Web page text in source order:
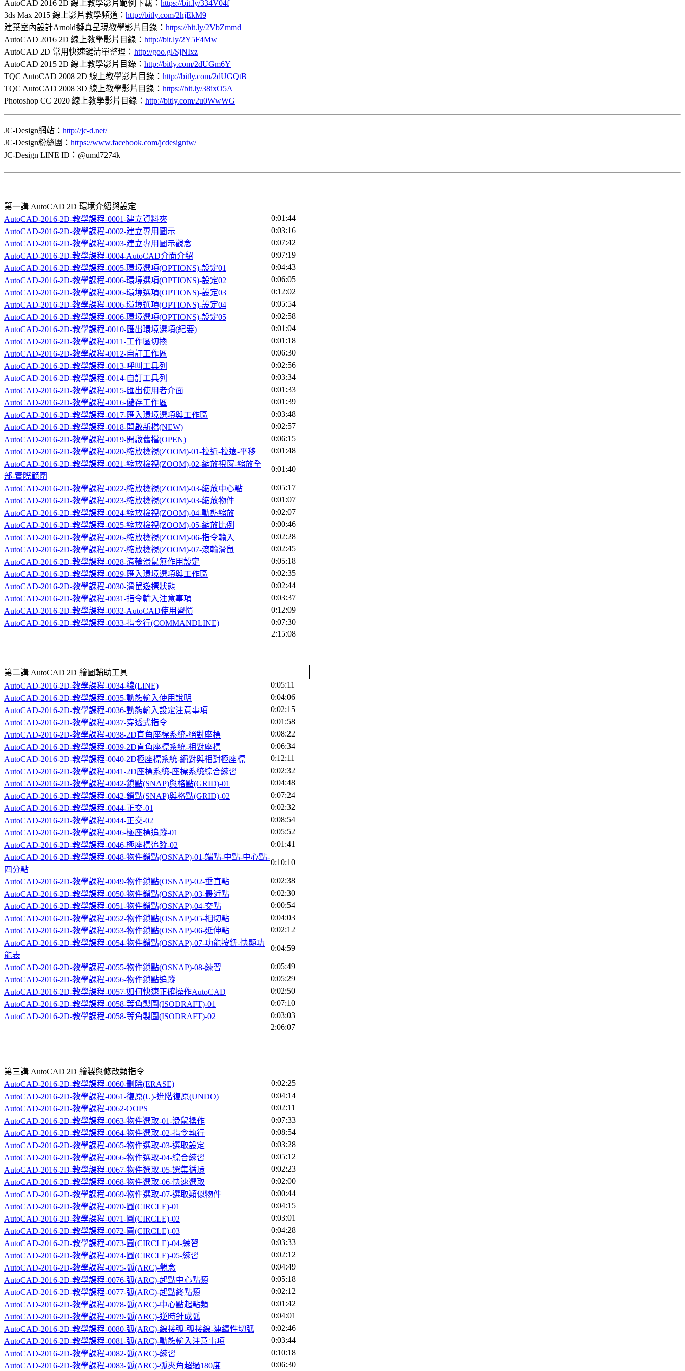
AutoCAD 2016 2D 線上教學影片範例下載： https://bit.ly/334V04f
3ds Max 2015 線上影片教學頻道： http://bitly.com/2hjEkM9
建築室內設計Arnold擬真呈現教學影片目錄： https://bit.ly/2VbZmmd
AutoCAD 2016 2D 線上教學影片目錄： http://bit.ly/2Y5F4Mw​
AutoCAD 2D 常用快速鍵清單整理： http://goo.gl/SjNIxz
AutoCAD 2015 2D 線上教學影片目錄： http://bitly.com/2dUGm6Y
TQC AutoCAD 2008 2D 線上教學影片目錄： http://bitly.com/2dUGQtB
TQC AutoCAD 2008 3D 線上教學影片目錄： https://bit.ly/38ixO5A
Photoshop CC 2020 線上教學影片目錄： http://bitly.com/2u0WwWG
JC-Design網站： http://jc-d.net/
JC-Design粉絲團： https://www.facebook.com/jcdesigntw/
JC-Design LINE ID：@umd7274k
第一講 AutoCAD 2D 環境介紹與設定
AutoCAD-2016-2D-教學課程-0001-建立資料夾
0:01:44
AutoCAD-2016-2D-教學課程-0002-建立專用圖示
0:03:16
AutoCAD-2016-2D-教學課程-0003-建立專用圖示觀念
0:07:42
AutoCAD-2016-2D-教學課程-0004-AutoCAD介面介紹
0:07:19
AutoCAD-2016-2D-教學課程-0005-環境選項(OPTIONS)-設定01
0:04:43
AutoCAD-2016-2D-教學課程-0006-環境選項(OPTIONS)-設定02
0:06:05
AutoCAD-2016-2D-教學課程-0006-環境選項(OPTIONS)-設定03
0:12:02
AutoCAD-2016-2D-教學課程-0006-環境選項(OPTIONS)-設定04
0:05:54
AutoCAD-2016-2D-教學課程-0006-環境選項(OPTIONS)-設定05
0:02:58
AutoCAD-2016-2D-教學課程-0010-匯出環境選項(紀要)
0:01:04
AutoCAD-2016-2D-教學課程-0011-工作區切換
0:01:18
AutoCAD-2016-2D-教學課程-0012-自訂工作區
0:06:30
AutoCAD-2016-2D-教學課程-0013-呼叫工具列
0:02:56
AutoCAD-2016-2D-教學課程-0014-自訂工具列
0:03:34
AutoCAD-2016-2D-教學課程-0015-匯出使用者介面
0:01:33
AutoCAD-2016-2D-教學課程-0016-儲存工作區
0:01:39
AutoCAD-2016-2D-教學課程-0017-匯入環境選項與工作區
0:03:48
AutoCAD-2016-2D-教學課程-0018-開啟新檔(NEW)
0:02:57
AutoCAD-2016-2D-教學課程-0019-開啟舊檔(OPEN)
0:06:15
AutoCAD-2016-2D-教學課程-0020-縮放檢視(ZOOM)-01-拉近-拉遠-平移
0:01:48
AutoCAD-2016-2D-教學課程-0021-縮放檢視(ZOOM)-02-縮放視窗-縮放全
部-實際範圍
0:01:40
AutoCAD-2016-2D-教學課程-0022-縮放檢視(ZOOM)-03-縮放中心點
0:05:17
AutoCAD-2016-2D-教學課程-0023-縮放檢視(ZOOM)-03-縮放物件
0:01:07
AutoCAD-2016-2D-教學課程-0024-縮放檢視(ZOOM)-04-動態縮放
0:02:07
AutoCAD-2016-2D-教學課程-0025-縮放檢視(ZOOM)-05-縮放比例
0:00:46
AutoCAD-2016-2D-教學課程-0026-縮放檢視(ZOOM)-06-指令輸入
0:02:28
AutoCAD-2016-2D-教學課程-0027-縮放檢視(ZOOM)-07-滾輪滑鼠
0:02:45
AutoCAD-2016-2D-教學課程-0028-滾輪滑鼠無作用設定
0:05:18
AutoCAD-2016-2D-教學課程-0029-匯入環境選項與工作區
0:02:35
AutoCAD-2016-2D-教學課程-0030-滑鼠遊標狀態
0:02:44
AutoCAD-2016-2D-教學課程-0031-指令輸入注意事項
0:03:37
AutoCAD-2016-2D-教學課程-0032-AutoCAD使用習慣
0:12:09
AutoCAD-2016-2D-教學課程-0033-指令行(COMMANDLINE)
0:07:30
2:15:08
第二講 AutoCAD 2D 繪圖輔助工具
AutoCAD-2016-2D-教學課程-0034-線(LINE)
0:05:11
AutoCAD-2016-2D-教學課程-0035-動態輸入使用說明
0:04:06
AutoCAD-2016-2D-教學課程-0036-動態輸入設定注意事項
0:02:15
AutoCAD-2016-2D-教學課程-0037-穿透式指令
0:01:58
AutoCAD-2016-2D-教學課程-0038-2D直角座標系統-絕對座標
0:08:22
AutoCAD-2016-2D-教學課程-0039-2D直角座標系統-相對座標
0:06:34
AutoCAD-2016-2D-教學課程-0040-2D極座標系統-絕對與相對極座標
0:12:11
AutoCAD-2016-2D-教學課程-0041-2D座標系統-座標系統綜合練習
0:02:32
AutoCAD-2016-2D-教學課程-0042-鎖點(SNAP)與格點(GRID)-01
0:04:48
AutoCAD-2016-2D-教學課程-0042-鎖點(SNAP)與格點(GRID)-02
0:07:24
AutoCAD-2016-2D-教學課程-0044-正交-01
0:02:32
AutoCAD-2016-2D-教學課程-0044-正交-02
0:08:54
AutoCAD-2016-2D-教學課程-0046-極座標追蹤-01
0:05:52
AutoCAD-2016-2D-教學課程-0046-極座標追蹤-02
0:01:41
AutoCAD-2016-2D-教學課程-0048-物件鎖點(OSNAP)-01-端點-中點-中心點-
四分點
0:10:10
AutoCAD-2016-2D-教學課程-0049-物件鎖點(OSNAP)-02-垂直點
0:02:38
AutoCAD-2016-2D-教學課程-0050-物件鎖點(OSNAP)-03-最近點
0:02:30
AutoCAD-2016-2D-教學課程-0051-物件鎖點(OSNAP)-04-交點
0:00:54
AutoCAD-2016-2D-教學課程-0052-物件鎖點(OSNAP)-05-相切點
0:04:03
AutoCAD-2016-2D-教學課程-0053-物件鎖點(OSNAP)-06-延伸點
0:02:12
AutoCAD-2016-2D-教學課程-0054-物件鎖點(OSNAP)-07-功能按鈕-快顯功
能表
0:04:59
AutoCAD-2016-2D-教學課程-0055-物件鎖點(OSNAP)-08-練習
0:05:49
AutoCAD-2016-2D-教學課程-0056-物件鎖點追蹤
0:05:29
AutoCAD-2016-2D-教學課程-0057-如何快速正確操作AutoCAD
0:02:50
AutoCAD-2016-2D-教學課程-0058-等角製圖(ISODRAFT)-01
0:07:10
AutoCAD-2016-2D-教學課程-0058-等角製圖(ISODRAFT)-02
0:03:03
2:06:07
第三講 AutoCAD 2D 繪製與修改類指令
AutoCAD-2016-2D-教學課程-0060-刪除(ERASE)
0:02:25
AutoCAD-2016-2D-教學課程-0061-復原(U)-進階復原(UNDO)
0:04:14
AutoCAD-2016-2D-教學課程-0062-OOPS
0:02:11
AutoCAD-2016-2D-教學課程-0063-物件選取-01-滑鼠操作
0:07:33
AutoCAD-2016-2D-教學課程-0064-物件選取-02-指令執行
0:08:54
AutoCAD-2016-2D-教學課程-0065-物件選取-03-選取設定
0:03:28
AutoCAD-2016-2D-教學課程-0066-物件選取-04-綜合練習
0:05:12
AutoCAD-2016-2D-教學課程-0067-物件選取-05-選集循環
0:02:23
AutoCAD-2016-2D-教學課程-0068-物件選取-06-快速選取
0:02:00
AutoCAD-2016-2D-教學課程-0069-物件選取-07-選取類似物件
0:00:44
AutoCAD-2016-2D-教學課程-0070-圓(CIRCLE)-01
0:04:15
AutoCAD-2016-2D-教學課程-0071-圓(CIRCLE)-02
0:03:01
AutoCAD-2016-2D-教學課程-0072-圓(CIRCLE)-03
0:04:28
AutoCAD-2016-2D-教學課程-0073-圓(CIRCLE)-04-練習
0:03:33
AutoCAD-2016-2D-教學課程-0074-圓(CIRCLE)-05-練習
0:02:12
AutoCAD-2016-2D-教學課程-0075-弧(ARC)-觀念
0:04:49
AutoCAD-2016-2D-教學課程-0076-弧(ARC)-起點中心點類
0:05:18
AutoCAD-2016-2D-教學課程-0077-弧(ARC)-起點終點類
0:02:12
AutoCAD-2016-2D-教學課程-0078-弧(ARC)-中心點起點類
0:01:42
AutoCAD-2016-2D-教學課程-0079-弧(ARC)-逆時針成弧
0:04:01
AutoCAD-2016-2D-教學課程-0080-弧(ARC)-線接弧-弧接線-連續性切弧
0:02:46
AutoCAD-2016-2D-教學課程-0081-弧(ARC)-動態輸入注意事項
0:03:44
AutoCAD-2016-2D-教學課程-0082-弧(ARC)-練習
0:10:18
AutoCAD-2016-2D-教學課程-0083-弧(ARC)-弧夾角超過180度
0:06:30